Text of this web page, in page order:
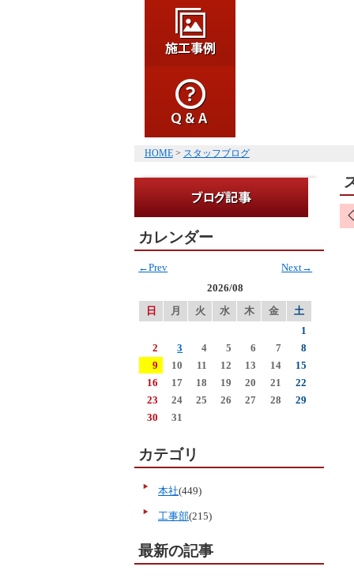
HOME> スタッフブログ
カレンダー
←Prev
Next→
2026/08
日
月 火 水 木 金
土
1
2
3 4 5 6 7
8
9
10 11 12 13 14
15
16
17 18 19 20 21
22
23
24 25 26 27 28
29
30
31
カテゴリ
本社(449)
工事部(215)
最新の記事